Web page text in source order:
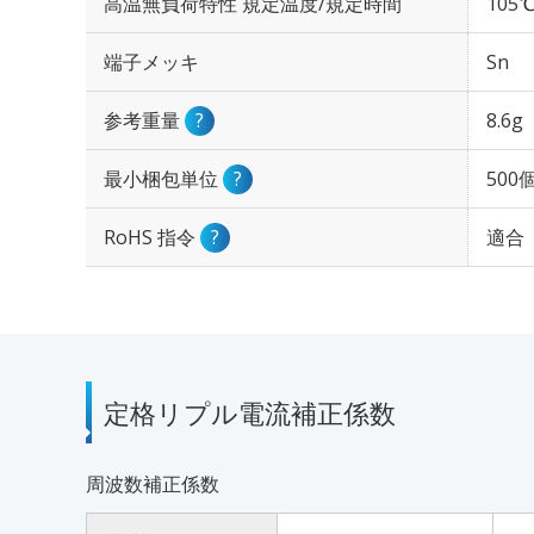
端子メッキ Sn
参考重量 ? 8.6g
最小梱包単位 ? 500
RoHS 指令 ? 適合
定格リプル電流補正係数
周波数補正係数